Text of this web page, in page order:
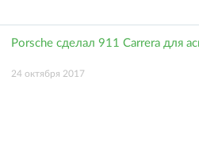
Porsche сделал 911 Carrera для
24 октября 2017